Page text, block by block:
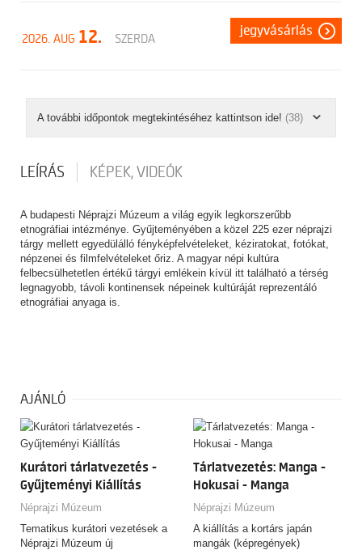
2026. AUG 12. SZERDA
jegyvásárlás
A további időpontok megtekintéséhez kattintson ide! (38)
LEÍRÁS KÉPEK, VIDEÓK
A budapesti Néprajzi Múzeum a világ egyik legkorszerűbb
etnográfiai intézménye. Gyűjteményében a közel 225 ezer néprajzi
tárgy mellett egyedülálló fényképfelvételeket, kéziratokat, fotókat,
népzenei és filmfelvételeket őriz. A magyar népi kultúra
felbecsülhetetlen értékű tárgyi emlékein kívül itt található a térség
legnagyobb, távoli kontinensek népeinek kultúráját reprezentáló
etnográfiai anyaga is.
AJÁNLÓ
Kurátori tárlatvezetés -
Gyűjteményi Kiállítás
Néprajzi Múzeum
Tematikus kurátori vezetések a
Néprajzi Múzeum új
Tárlatvezetés: Manga -
Hokusai - Manga
Néprajzi Múzeum
A kiállítás a kortárs japán
mangák (képregények)